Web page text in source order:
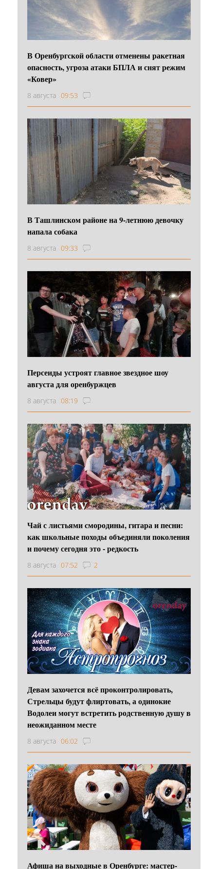
В Оренбургской области отменены ракетная
опасность, угроза атаки БПЛА и снят режим
«Ковер»
8 августа 09:53
В Ташлинском районе на 9-летнюю девочку
напала собака
8 августа 09:33
Персеиды устроят главное звездное шоу
августа для оренбуржцев
8 августа 08:19
Чай с листьями смородины, гитара и песни:
как школьные походы объединяли поколения
и почему сегодня это - редкость
8 августа 07:52 2
Девам захочется всё проконтролировать,
Стрельцы будут флиртовать, а одинокие
Водолеи могут встретить родственную душу в
неожиданном месте
8 августа 06:02
Афиша на выходные в Оренбурге: мастер-